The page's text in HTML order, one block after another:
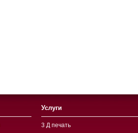
Услуги
3 Д печать